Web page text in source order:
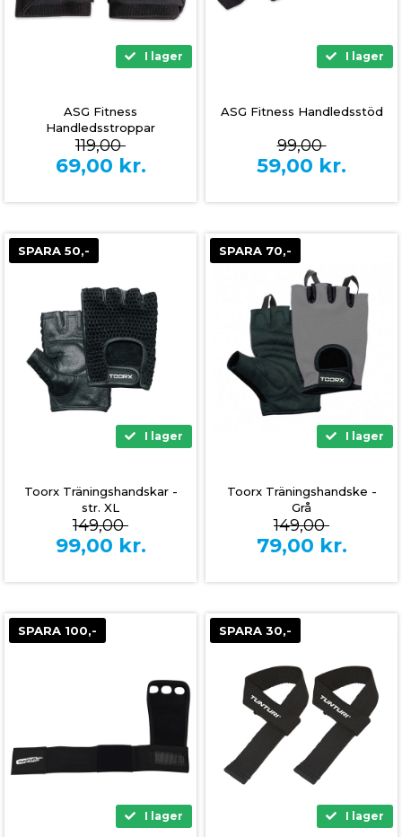
I lager
ASG Fitness
Handledsstroppar
119,00
69,00 kr.
I lager
ASG Fitness Handledsstöd
99,00
59,00 kr.
SPARA 50,-
I lager
Toorx Träningshandskar -
str. XL
149,00
99,00 kr.
SPARA 70,-
I lager
Toorx Träningshandske -
Grå
149,00
79,00 kr.
SPARA 100,-
I lager
SPARA 30,-
I lager